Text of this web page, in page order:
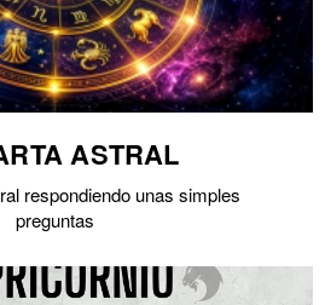
ASTRAL
respondiendo unas simples
preguntas